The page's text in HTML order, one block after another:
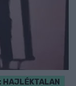
HAJLÉKTALAN